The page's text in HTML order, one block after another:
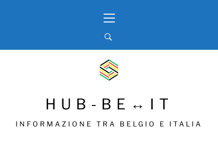
Menu
HUB-BE↔IT
INFORMAZIONE TRA BELGIO E ITALIA